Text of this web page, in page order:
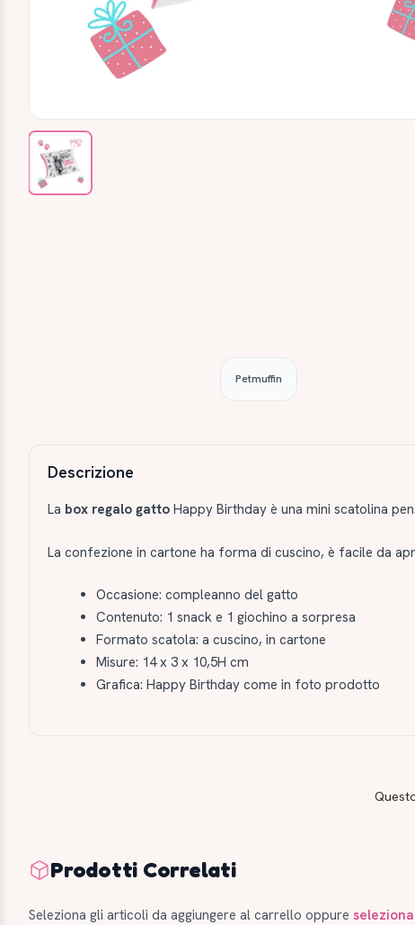
Petmuffin
Descrizione
La box regalo gatto Happy Birthday è una mini scatolina
La confezione in cartone ha forma di cuscino, è facile da
Occasione: compleanno del gatto
Contenuto: 1 snack e 1 giochino a sorpresa
Formato scatola: a cuscino, in cartone
Misure: 14 x 3 x 10,5H cm
Grafica: Happy Birthday come in foto prodotto
Prodotti Correlati
Seleziona gli articoli da aggiungere al carrello oppure